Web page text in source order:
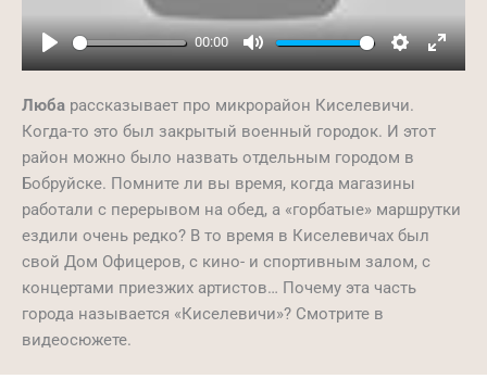
Play
00:00
Mute Settings
Люба рассказывает про микрорайон Киселевичи.
Когда-то это был закрытый военный городок. И этот
район можно было назвать отдельным городом в
Бобруйске. Помните ли вы время, когда магазины
работали с перерывом на обед, а «горбатые» маршрутки
ездили очень редко? В то время в Киселевичах был
свой Дом Офицеров, с кино- и спортивным залом, с
концертами приезжих артистов… Почему эта часть
города называется «Киселевичи»? Смотрите в
видеосюжете.